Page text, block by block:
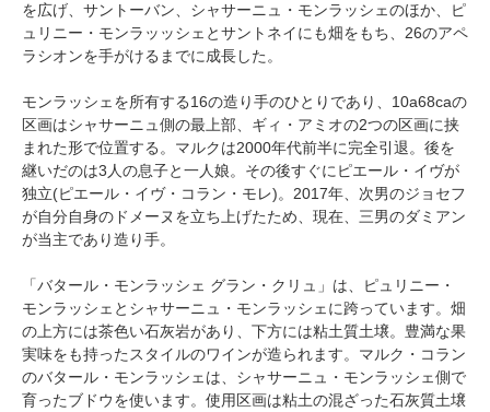
を広げ、サントーバン、シャサーニュ・モンラッシェのほか、ピ
ュリニー・モンラッッシェとサントネイにも畑をもち、26のアペ
ラシオンを手がけるまでに成長した。
モンラッシェを所有する16の造り手のひとりであり、10a68caの
区画はシャサーニュ側の最上部、ギィ・アミオの2つの区画に挟
まれた形で位置する。マルクは2000年代前半に完全引退。後を
継いだのは3人の息子と一人娘。その後すぐにピエール・イヴが
独立(ピエール・イヴ・コラン・モレ)。2017年、次男のジョセフ
が自分自身のドメーヌを立ち上げたため、現在、三男のダミアン
が当主であり造り手。
「バタール・モンラッシェ グラン・クリュ」は、ピュリニー・
モンラッシェとシャサーニュ・モンラッシェに跨っています。畑
の上方には茶色い石灰岩があり、下方には粘土質土壌。豊満な果
実味をも持ったスタイルのワインが造られます。マルク・コラン
のバタール・モンラッシェは、シャサーニュ・モンラッシェ側で
育ったブドウを使います。使用区画は粘土の混ざった石灰質土壌